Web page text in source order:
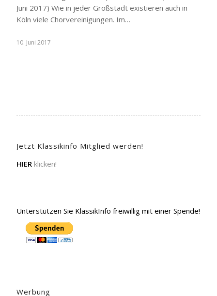
Juni 2017) Wie in jeder Großstadt existieren auch in
Köln viele Chorvereinigungen. Im…
10. Juni 2017
Jetzt Klassikinfo Mitglied werden!
HIER klicken!
Unterstützen Sie KlassikInfo freiwillig mit einer Spende!
Werbung